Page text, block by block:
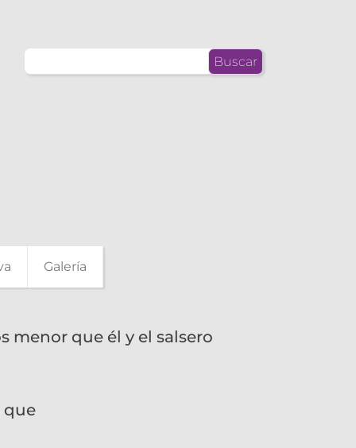
Galería
menor que él y el salsero